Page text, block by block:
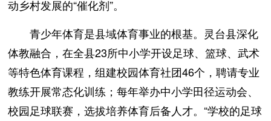
动乡村发展的“催化剂”。
青少年体育是县域体育事业的根基。灵台县深化
体教融合，在全县23所中小学开设足球、篮球、武术
等特色体育课程，组建校园体育社团46个，聘请专业
教练开展常态化训练；每年举办中小学田径运动会、
校园足球联赛，选拔培养体育后备人才。“学校的足球